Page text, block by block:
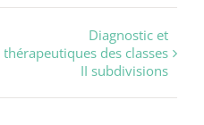
Diagnostic et
thérapeutiques des classes
II subdivisions